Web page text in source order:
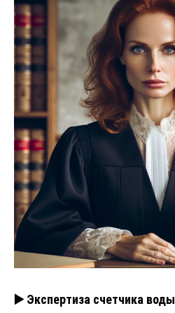
▶️ Экспертиза счетчика воды